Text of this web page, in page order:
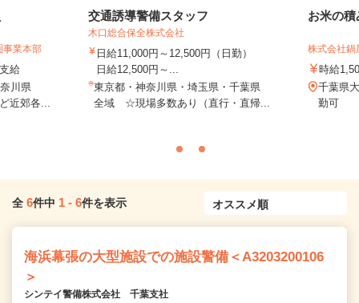
業本部
給
川県
近郊各...
交通誘導警備スタッフ
木口総合保全株式会社
日給11,000円～12,500円（日勤）
日給12,500円～...
東京都・神奈川県・埼玉県・千葉県
全域 ☆現場多数あり（直行・直帰...
お米の
株式会社鍋
時給
千葉県
勤可
全 6件中 1 - 6件を表示
海浜幕張の大型施設での施設警備＜A3203200106
＞
シンテイ警備株式会社 千葉支社